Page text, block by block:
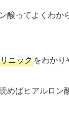
酸ってよくわ
ニックをわかり
めばヒアルロ